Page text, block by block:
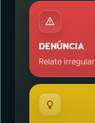
DENÚNCIA
Relate